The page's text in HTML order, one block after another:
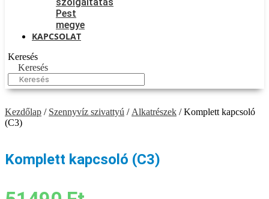
Pest
megye
KAPCSOLAT
Keresés
Keresés
Kezdőlap / Szennyvíz szivattyú / Alkatrészek / Komplett kapcsoló
(C3)
Komplett kapcsoló (C3)